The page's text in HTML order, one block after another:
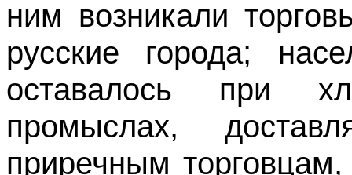
ним возникали
русские города;
оставалось при
промыслах,
приречным